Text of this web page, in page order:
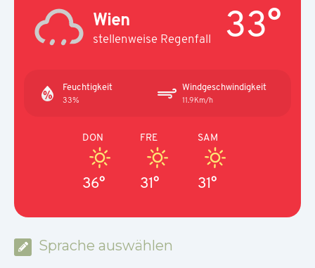
Wien
stellenweise Regenfall 33°
Feuchtigkeit
33%
Windgeschwindigkeit
11.9Km/h
DON
36°
FRE
31°
SAM
31°
Sprache auswählen